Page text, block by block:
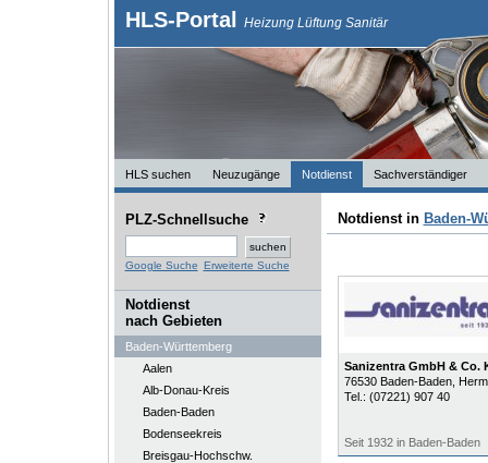
HLS-Portal Heizung Lüftung Sanitär
HLS suchen Neuzugänge Notdienst Sachverständiger
PLZ-Schnellsuche
Google Suche Erweiterte Suche
Notdienst
nach Gebieten
Baden-Württemberg
Aalen
Alb-Donau-Kreis
Baden-Baden
Bodenseekreis
Breisgau-Hochschw.
Notdienst in Baden-
Sanizentra GmbH & Co.
76530 Baden-Baden,
Tel.: (07221) 907 40
Seit 1932 in Baden-Baden